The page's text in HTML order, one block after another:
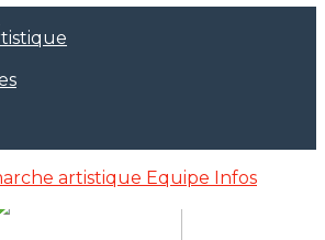
artistique Equipe Infos